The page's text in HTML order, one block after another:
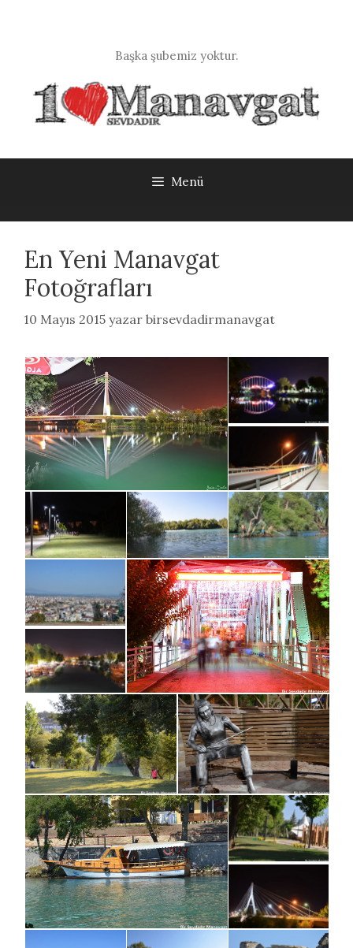
Başka şubemiz yoktur.
Menü
En Yeni Manavgat
Fotoğrafları
10 Mayıs 2015 yazar birsevdadirmanavgat